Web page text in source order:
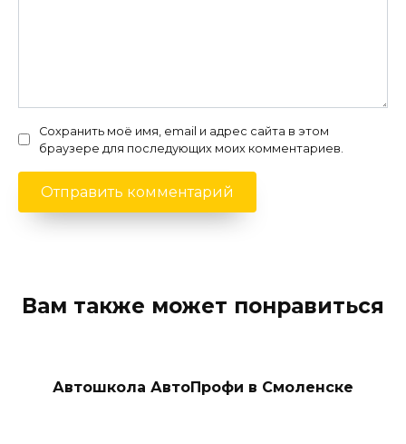
Сохранить моё имя, email и адрес сайта в этом
браузере для последующих моих комментариев.
Вам также может понравиться
Автошкола АвтоПрофи в Смоленске